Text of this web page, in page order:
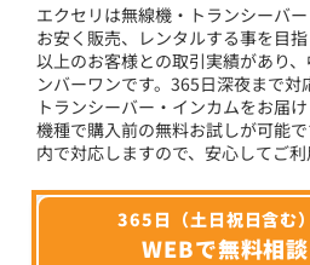
エクセリは無線機・トランシーバ
お安く販売、レンタルする事を目
以上のお客様との取引実績があり
ンバーワンです。365日深夜まで対
トランシーバー・インカムをお届
機種で購入前の無料お試しが可能
内で対応しますので、安心してご利
365日（土日祝日含む
WEBで無料相